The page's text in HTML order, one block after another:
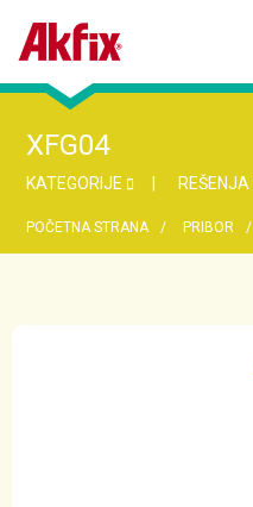
XFG04
KATEGORIJE REŠENJA
POČETNA STRANA PRIBOR